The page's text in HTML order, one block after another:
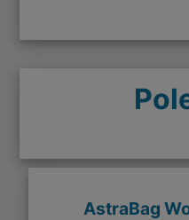
AstraBag